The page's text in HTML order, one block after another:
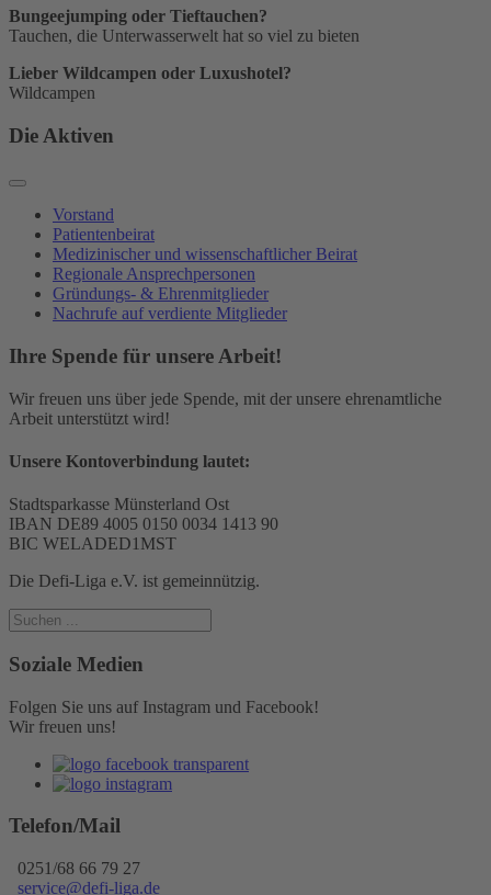
Bungeejumping oder Tieftauchen?
Tauchen, die Unterwasserwelt hat so viel zu bieten
Lieber Wildcampen oder Luxushotel?
Wildcampen
Die Aktiven
Vorstand
Patientenbeirat
Medizinischer und wissenschaftlicher Beirat
Regionale Ansprechpersonen
Gründungs- & Ehrenmitglieder
Nachrufe auf verdiente Mitglieder
Ihre Spende für unsere Arbeit!
Wir freuen uns über jede Spende, mit der unsere ehrenamtliche
Arbeit unterstützt wird!
Unsere Kontoverbindung lautet:
Stadtsparkasse Münsterland Ost
IBAN DE89 4005 0150 0034 1413 90
BIC WELADED1MST
Die Defi-Liga e.V. ist gemeinnützig.
Soziale Medien
Folgen Sie uns auf Instagram und Facebook!
Wir freuen uns!
Telefon/Mail
0251/68 66 79 27
service@defi-liga.de